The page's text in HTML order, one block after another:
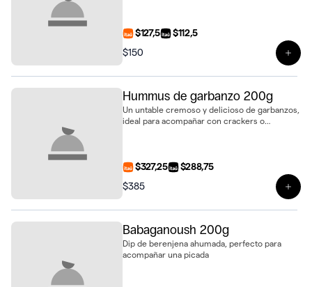
$127,5
$112,5
$150
Ver
Hummus de garbanzo 200g
Un untable cremoso y delicioso de garbanzos,
ideal para acompañar con crackers o
$327,25
$288,75
$385
Babaganoush 200g
Dip de berenjena ahumada, perfecto para
acompañar una picada